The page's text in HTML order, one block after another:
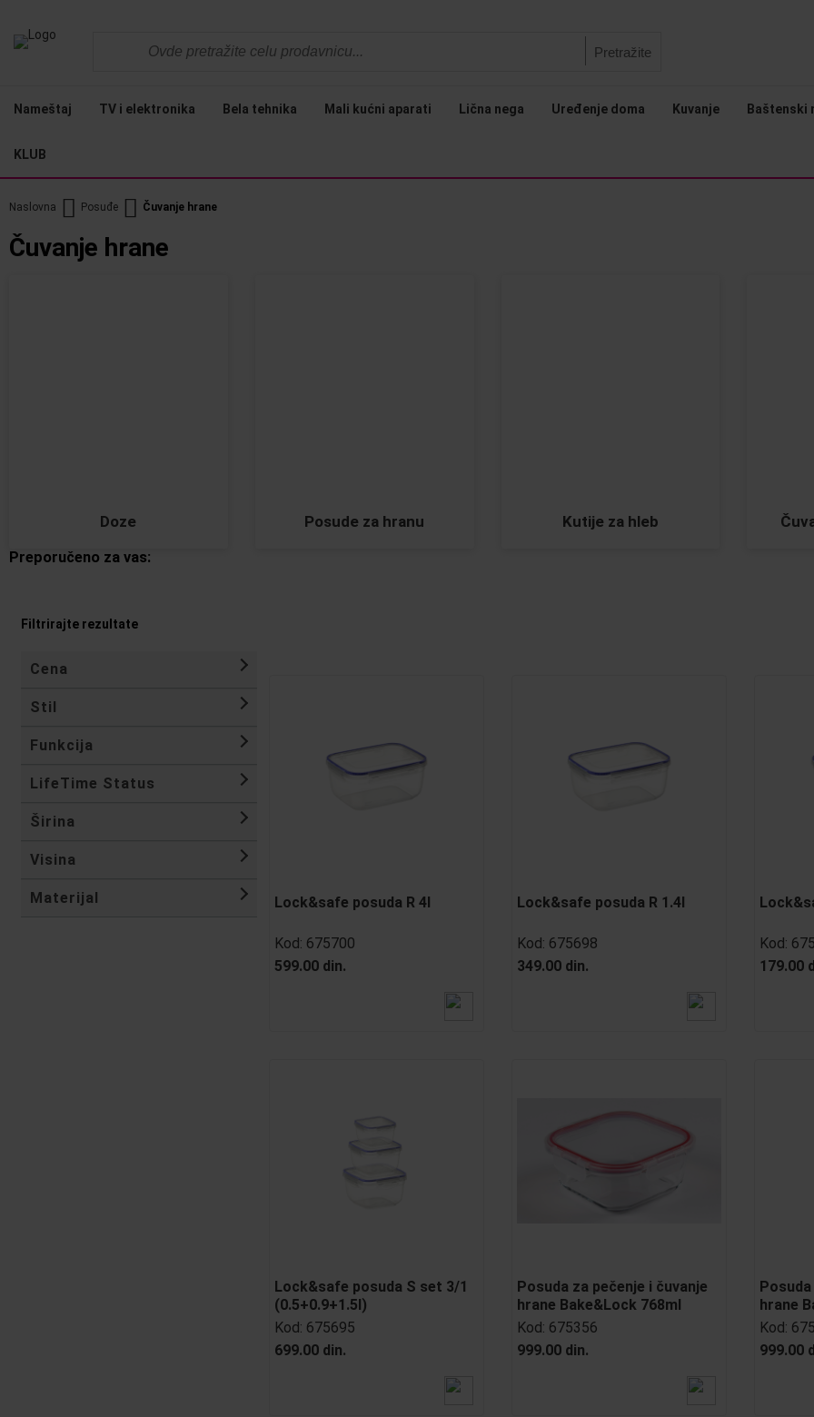
Pretražite
Nameštaj TV i elektronika Bela tehnika Mali kućni aparati Lična nega Uređenje doma Kuvanje Baštenski
KLUB
Naslovna Posuđe Čuvanje hrane
Čuvanje hrane
Doze Posude za hranu Kutije za hleb
Preporučeno za vas:
Filtrirajte rezultate
Cena
Stil
Funkcija
LifeTime Status
Širina
Visina
Materijal Lock&safe posuda R 4l
Kod: 675700
599.00 din.
Lock&safe posuda R 1.4l
Kod: 675698
349.00 din.
Kod:
179.00
Lock&safe posuda S set 3/1
(0.5+0.9+1.5l)
Kod: 675695
699.00 din.
Posuda za pečenje i čuvanje
hrane Bake&Lock 768ml
Kod: 675356
999.00 din.
hrane
Kod:
999.00